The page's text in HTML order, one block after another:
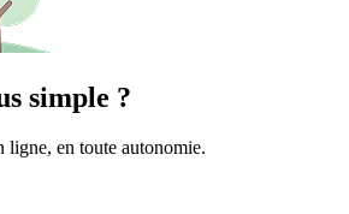
simple ?
ligne, en toute autonomie.